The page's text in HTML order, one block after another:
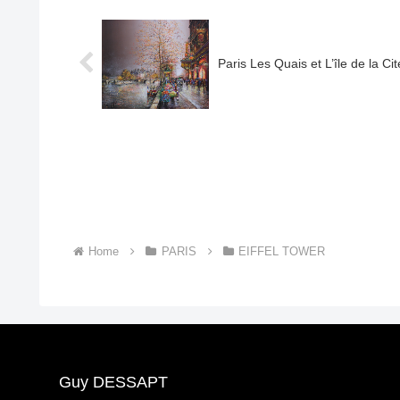
Paris Les Quais et L’île de la
Home PARIS EIFFEL TOWER
Guy DESSAPT